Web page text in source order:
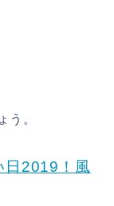
う。
日2019！風